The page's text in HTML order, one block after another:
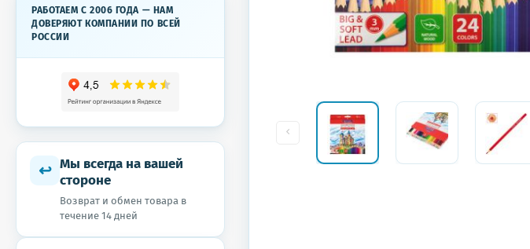
РАБОТАЕМ С 2006 ГОДА — НАМ
ДОВЕРЯЮТ КОМПАНИИ ПО ВСЕЙ
РОССИИ
↩ Мы всегда на вашей
стороне
Возврат и обмен товара в
течение 14 дней